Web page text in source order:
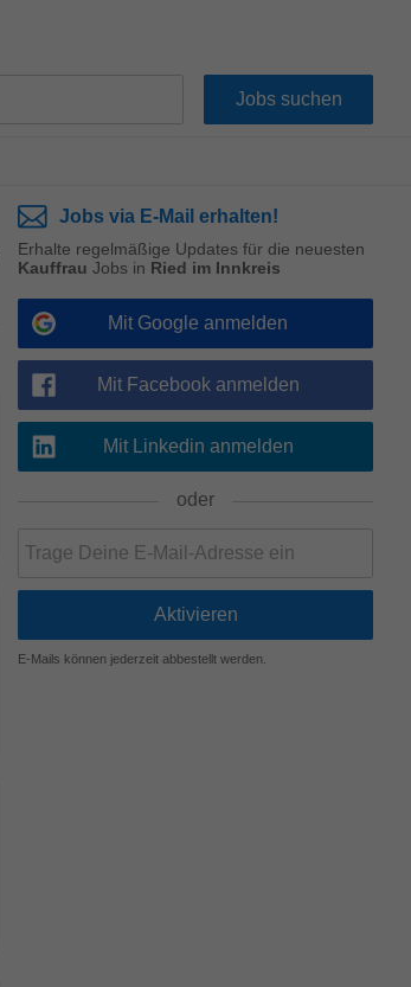
Jobs via E-Mail erhalten!
Erhalte regelmäßige Updates für die neuesten
Kauffrau Jobs in Ried im Innkreis
Mit Google anmelden
Mit Facebook anmelden
Mit Linkedin anmelden
oder
E-Mails können jederzeit abbestellt werden.